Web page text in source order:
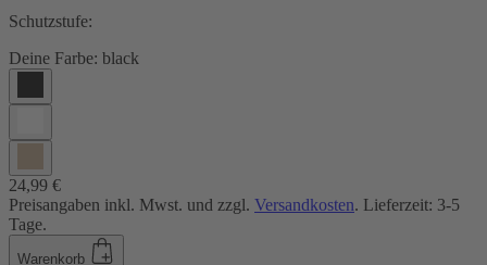
Schutzstufe:
Deine Farbe: black
24,99 €
Preisangaben inkl. Mwst. und zzgl. Versandkosten. Lieferzeit: 3-5
Tage.
Warenkorb